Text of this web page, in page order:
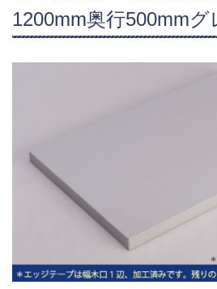
1200mm奥行500mmグ